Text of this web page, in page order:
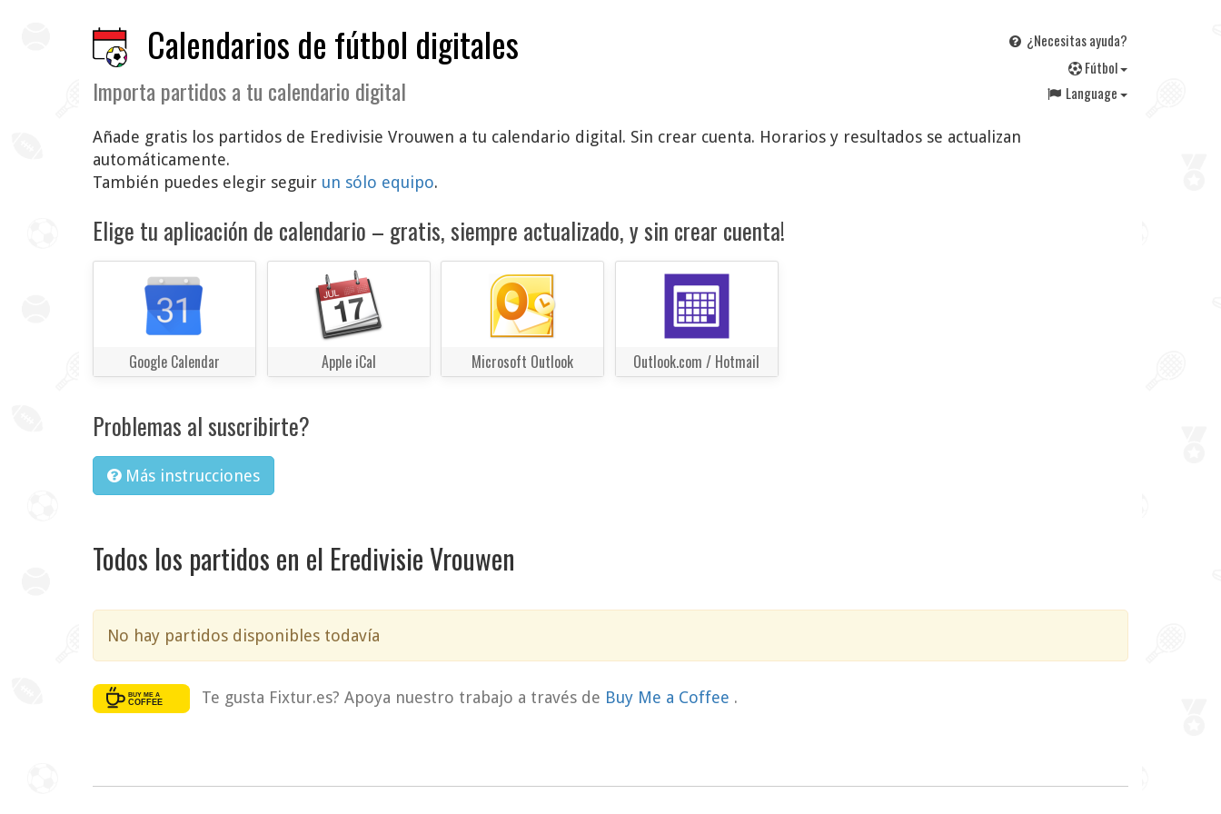
Calendarios de fútbol digitales
Importa partidos a tu calendario digital
¿Necesitas ayuda?
Fútbol
Language
Añade gratis los partidos de Eredivisie Vrouwen a tu calendario digital. Sin crear cuenta. Horarios y resultados se actualizan
automáticamente.
También puedes elegir seguir un sólo equipo.
Elige tu aplicación de calendario – gratis, siempre actualizado, y sin crear cuenta!
Google Calendar Apple iCal Microsoft Outlook Outlook.com / Hotmail
Problemas al suscribirte?
Más instrucciones
Todos los partidos en el Eredivisie Vrouwen
No hay partidos disponibles todavía
Te gusta Fixtur.es? Apoya nuestro trabajo a través de Buy Me a Coffee .